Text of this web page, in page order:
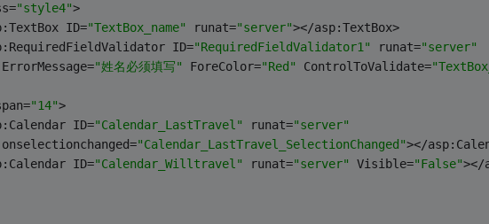
"style4">
ID=
"TextBox_name" runat="server"></asp:TextBox>
ID=
"RequiredFieldValidator1" runat="server"
"姓名必须填写" ForeColor="Red" ControlToValidate=
"14">
ID=
"Calendar_LastTravel" runat="server"
"Calendar_LastTravel_SelectionChanged"></
ID=
"Calendar_Willtravel" runat="server" Visible="False"></